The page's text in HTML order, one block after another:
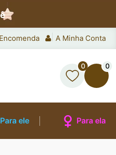
A Minha Conta
0 0
Para ele Para ela